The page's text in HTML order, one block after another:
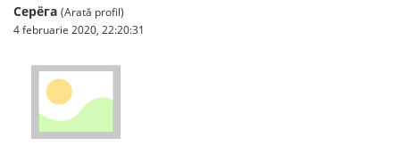
Серёга (Arată profil)
4 februarie 2020, 22:20:31